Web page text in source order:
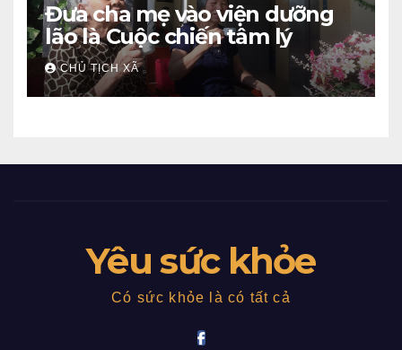
Đưa cha mẹ vào viện dưỡng
lão là Cuộc chiến tâm lý
CHỦ TỊCH XÃ
Yêu sức khỏe
Có sức khỏe là có tất cả